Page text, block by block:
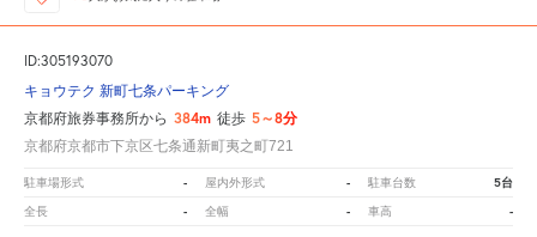
ID:305193070
キョウテク 新町七条パーキング
京都府旅券事務所から 384m 徒歩 5～8分
京都府京都市下京区七条通新町夷之町721
駐車場形式 - 屋内外形式 - 駐車台数 5台
全長 - 全幅 - 車高 -